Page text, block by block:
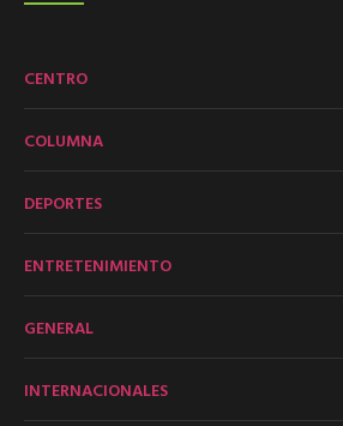
CENTRO
COLUMNA
DEPORTES
ENTRETENIMIENTO
GENERAL
INTERNACIONALES